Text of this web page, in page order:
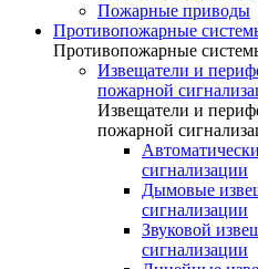
Пожарные приводы
Противопожарные
Противопожарные
Извещатели и
пожарной
Извещатели и
пожарной
сигнализации
Дымовые
сигнализации
Звуковой
сигнализации